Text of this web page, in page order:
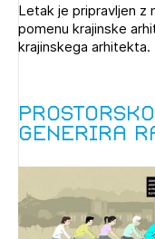
Letak je pripravljen z
pomenu krajinske
krajinskega arhitekta.
generira